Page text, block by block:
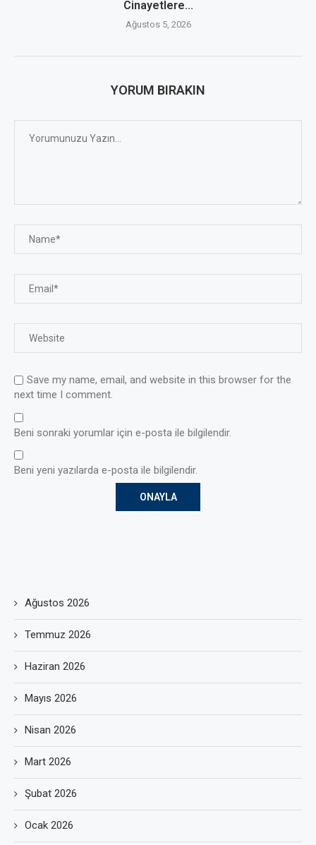
Cinayetlere...
Ağustos 5, 2026
YORUM BIRAKIN
Save my name, email, and website in this browser for the
next time I comment.
Beni sonraki yorumlar için e-posta ile bilgilendir.
Beni yeni yazılarda e-posta ile bilgilendir.
Ağustos 2026
Temmuz 2026
Haziran 2026
Mayıs 2026
Nisan 2026
Mart 2026
Şubat 2026
Ocak 2026